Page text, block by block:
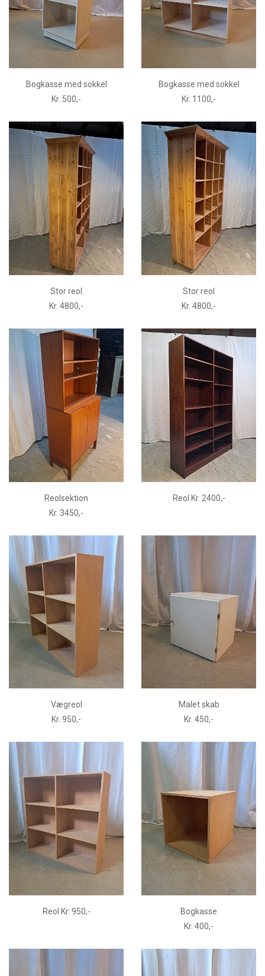
Bogkasse med sokkel
Kr. 500,-
Bogkasse med sokkel
Kr. 1100,-
Stor reol
Kr. 4800,-
Stor reol
Kr. 4800,-
Reolsektion
Kr. 3450,-
Reol Kr. 2400,-
Vægreol
Kr. 950,-
Malet skab
Kr. 450,-
Reol Kr. 950,-
Bogkasse
Kr. 400,-